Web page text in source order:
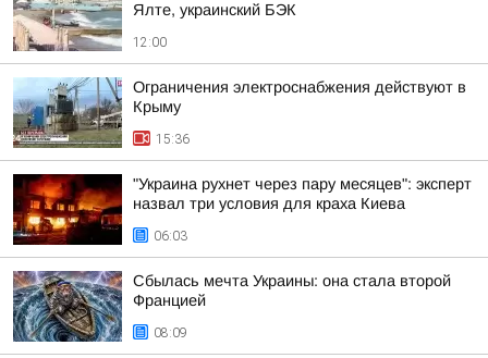
Ялте, украинский БЭК
12:00
Ограничения электроснабжения действуют в
Крыму
15:36
"Украина рухнет через пару месяцев": эксперт
назвал три условия для краха Киева
06:03
Сбылась мечта Украины: она стала второй
Францией
08:09